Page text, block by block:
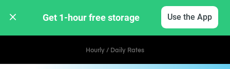
Get 1-hour free storage Use the App
Hourly / Daily Rates